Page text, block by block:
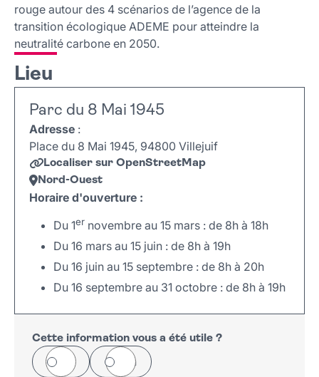
rouge autour des 4 scénarios de l’agence de la
transition écologique ADEME pour atteindre la
neutralité carbone en 2050.
Lieu
Parc du 8 Mai 1945
Adresse :
Place du 8 Mai 1945, 94800 Villejuif
Localiser sur OpenStreetMap
Nord-Ouest
Horaire d'ouverture :
Du 1er novembre au 15 mars : de 8h à 18h
Du 16 mars au 15 juin : de 8h à 19h
Du 16 juin au 15 septembre : de 8h à 20h
Du 16 septembre au 31 octobre : de 8h à 19h
+
−
Leaflet |© OpenStreetMap
Cette information vous a été utile ?
Oui Non